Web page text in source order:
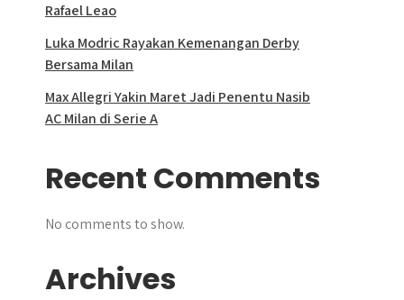
Rafael Leao
Luka Modric Rayakan Kemenangan Derby
Bersama Milan
Max Allegri Yakin Maret Jadi Penentu Nasib
AC Milan di Serie A
Recent Comments
No comments to show.
Archives